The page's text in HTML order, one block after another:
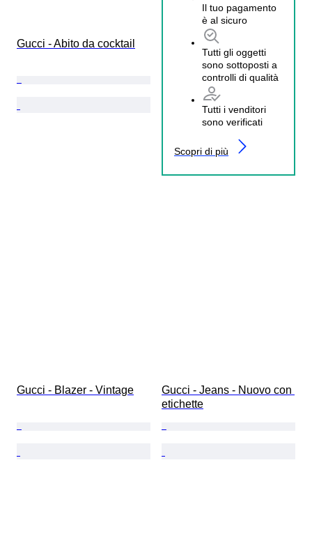
Il tuo pagamento
è al sicuro
Tutti gli oggetti
sono sottoposti a
controlli di qualità
Tutti i venditori
sono verificati
Scopri di più
Gucci - Abito da cocktail
Gucci - Blazer - Vintage
Gucci - Jeans - Nuovo con
etichette